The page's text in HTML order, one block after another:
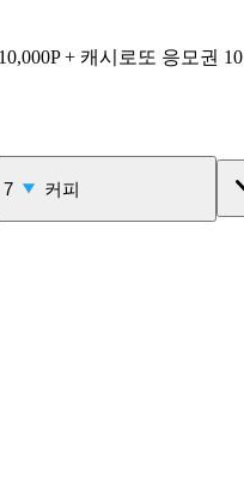
+ 캐시로또 응모권
8 콩국수